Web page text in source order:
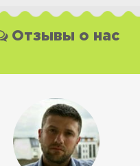
форма оплаты ?
наши услуги и необходимые
лицами.
Отзывы о нас